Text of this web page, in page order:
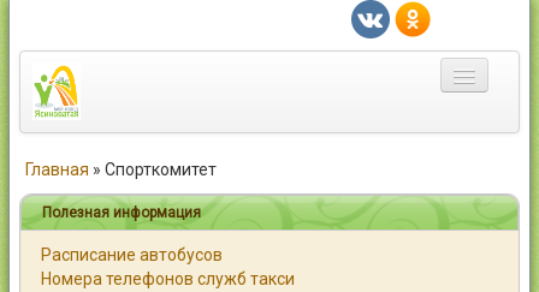
Город
Статьи
Главная » Спорткомитет
Полезная информация
Расписание автобусов
Номера телефонов служб такси